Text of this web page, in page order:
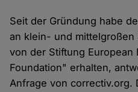
Seit der Gründung habe
an klein- und mittelgroßen
von der Stiftung European
Foundation" erhalten,
Anfrage von correctiv.org.